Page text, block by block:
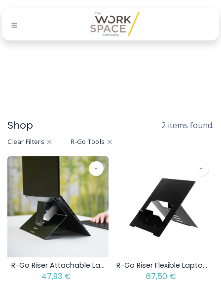
Shop 2 items found.
Clear Filters R-Go Tools
R-Go Riser Attachable Laptopstandaard
47,93 €
R-Go Riser Flexible Laptopstandaard
67,50 €